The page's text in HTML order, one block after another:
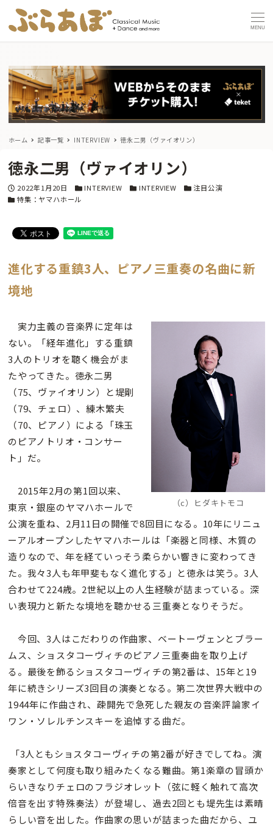
MENU
ホーム 記事一覧 INTERVIEW 徳永二男（ヴァイオリン）
徳永二男（ヴァイオリン）
投稿日
2022年1月20日 カテゴリー
INTERVIEW カテゴリー
INTERVIEW カテゴリー
注目公演
カテゴリー
特集：ヤマハホール
進化する重鎮3人、ピアノ三重奏の名曲に新
境地
（c）ヒダキトモコ
実力主義の音楽界に定年は
ない。「経年進化」する重鎮
3人のトリオを聴く機会がま
たやってきた。徳永二男
（75、ヴァイオリン）と堤剛
（79、チェロ）、練木繁夫
（70、ピアノ）による「珠玉
のピアノトリオ・コンサー
ト」だ。
2015年2月の第1回以来、
東京・銀座のヤマハホールで
公演を重ね、2月11日の開催で8回目になる。10年にリニュ
ーアルオープンしたヤマハホールは「楽器と同様、木質の
造りなので、年を経ていっそう柔らかい響きに変わってき
た。我々3人も年甲斐もなく進化する」と徳永は笑う。3人
合わせて224歳。2世紀以上の人生経験が詰まっている。深
い表現力と新たな境地を聴かせる三重奏となりそうだ。
今回、3人はこだわりの作曲家、ベートーヴェンとブラー
ムス、ショスタコーヴィチのピアノ三重奏曲を取り上げ
る。最後を飾るショスタコーヴィチの第2番は、15年と19
年に続きシリーズ3回目の演奏となる。第二次世界大戦中の
1944年に作曲され、疎開先で急死した親友の音楽評論家イ
ワン・ソレルチンスキーを追悼する曲だ。
「3人ともショスタコーヴィチの第2番が好きでしてね。演
奏家として何度も取り組みたくなる難曲。第1楽章の冒頭か
らいきなりチェロのフラジオレット（弦に軽く触れて高次
倍音を出す特殊奏法）が登場し、過去2回とも堤先生は素晴
らしい音を出した。作曲家の思いが詰まった曲だから、ユ